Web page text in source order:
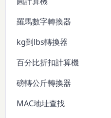
羅馬數字轉換器
kg到lbs轉換器
百分比折扣計算機
磅轉公斤轉換器
MAC地址查找